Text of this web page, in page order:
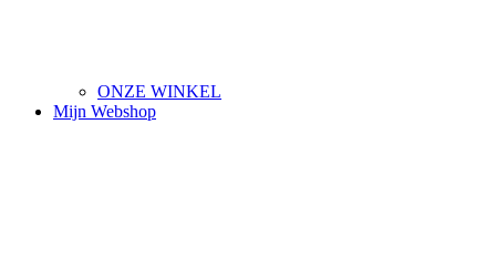
ONZE WINKEL
Mijn Webshop